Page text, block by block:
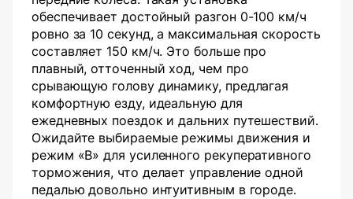
обеспечивает достойный разгон 0-100 км/ч
ровно за 10 секунд, а максимальная скорость
составляет 150 км/ч. Это больше про
плавный, отточенный ход, чем про
срывающую голову динамику, предлагая
комфортную езду, идеальную для
ежедневных поездок и дальних путешествий.
Ожидайте выбираемые режимы движения и
режим «B» для усиленного рекуперативного
торможения, что делает управление одной
педалью довольно интуитивным в городе.